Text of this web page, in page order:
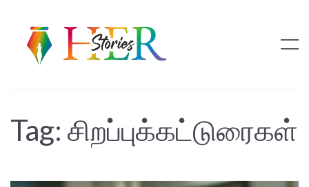
Tag: சிறப்புக்கட்டுரைகள்